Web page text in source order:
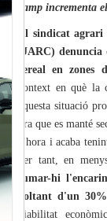
camp incrementa
El sindicat
(JARC)
cereal en zones
context en què
aquesta situació
gra que es manté
d'hora i acaba
per tant, en
sumar-hi
voltant d'un
viabilitat